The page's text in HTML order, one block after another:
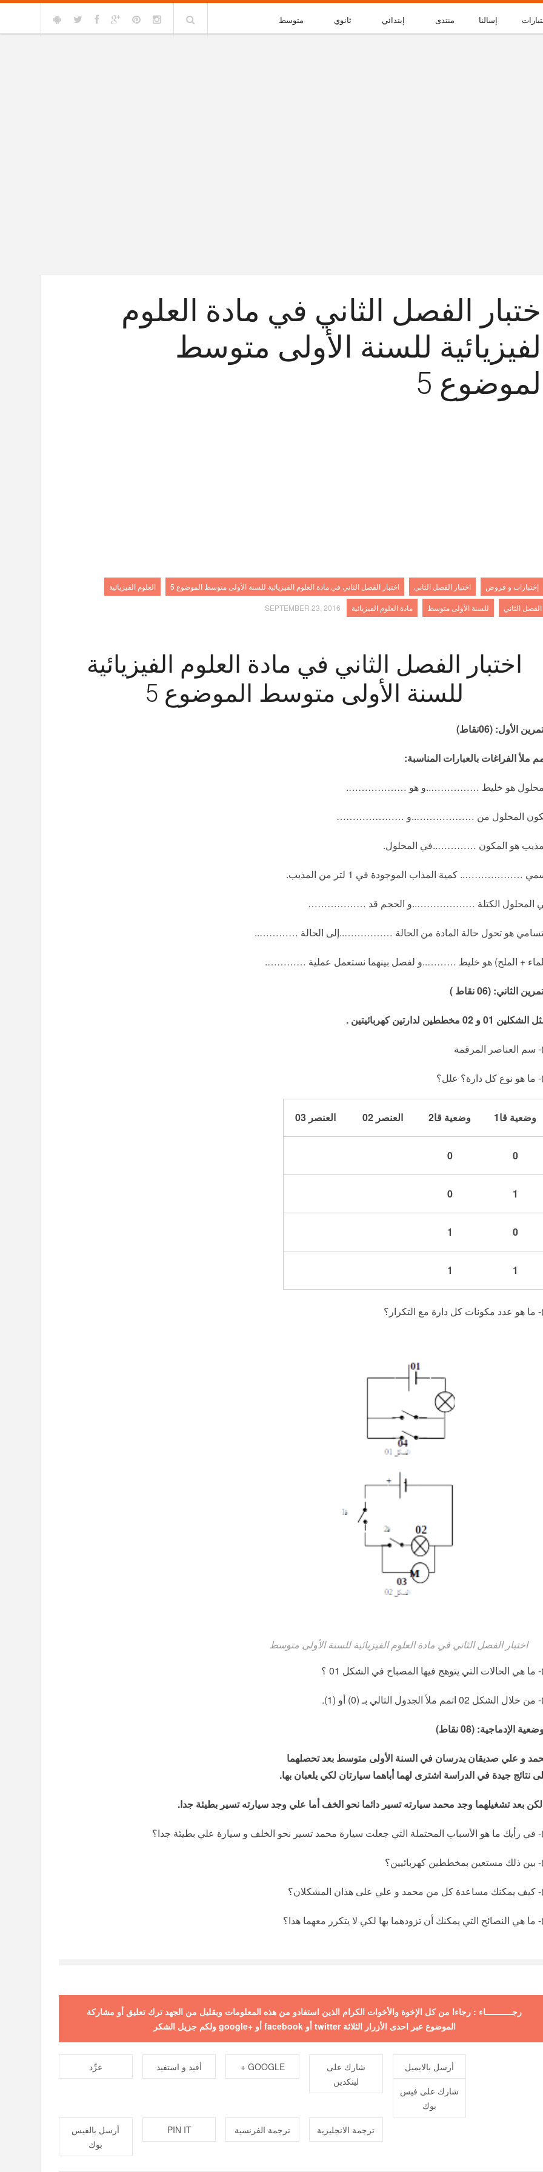
متوسط ثانوي إبتدائي منتدى إسالنا
اختبار الفصل الثاني في مادة العلوم
الفيزيائية للسنة الأولى متوسط
الموضوع 5
إختبارات و فروض اختبار الفصل الثاني اختبار الفصل الثاني في مادة العلوم الفيزيائية للسنة الأولى متوسط الموضوع 5 العلوم الفيزيائية
الفصل الثاني للسنة الأولى متوسط مادة العلوم الفيزيائية SEPTEMBER 23, 2016
اختبار الفصل الثاني في مادة العلوم الفيزيائية
للسنة الأولى متوسط الموضوع 5
الأول: (06 نقاط)
ملأ الفراغات بالعبارات المناسبة:
هو خليط ……………..و هو ……………….
المحلول من ………………..و …………………
هو المكون …………..في المحلول.
……………….. كمية المذاب الموجودة في 1 لتر من المذيب.
المحلول الكتلة ………………..و الحجم قد ………………
هو تحول حالة المادة من الحالة ……………..إلى الحالة …………..
+ الملح) هو خليط ………..و لفصل بينهما نستعمل عملية ………….
الثاني: (06 نقاط)
الشكلين 01و02 مخططين لدارتين كهربائيتين.
وضعية قا1 وضعية قا2 العنصر 02 العنصر 03
0
0
1
0
0
1
1
1
اختبار الفصل الثاني في مادة العلوم الفيزيائية للسنة الأولى متوسط
الإدماجية: (08 نقاط)
و علي صديقان يدرسان في السنة الأولى متوسط بعد تحصلهما
نتائج جيدة في الدراسة اشترى لهما أباهما سيارتان لكي يلعبان بها.
بعد تشغيلهما وجد محمد سيارته تسير دائما نحو الخف أما علي وجد سيارته تسير بطيئة جدا.
رجـــــــــــاء : رجاءا من كل الإخوة والأخوات الكرام الذين استفادو من هذه المعلومات وبقليل من الجهد ترك تعليق أو مشاركة
الموضوع عبر احدى الأزرار الثلاثة twitter أو facebook أو +google ولكم جزيل الشكر
غرِّد أفيد و استفيد GOOGLE +
شارك على
لينكدين
أرسل بالايميل
شارك على فيس
بوك
أرسل بالفيس
بوك
PIN IT ترجمة الفرنسية ترجمة الانجليزية